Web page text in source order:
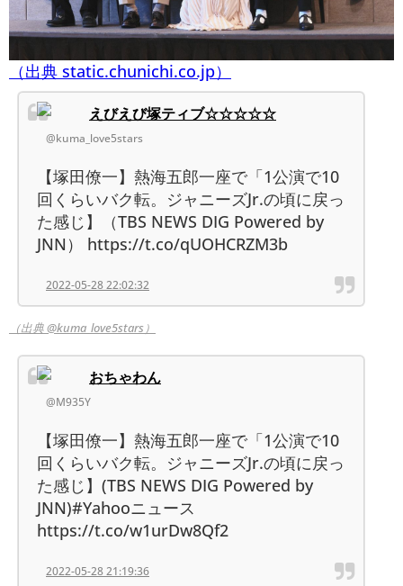
（出典 static.chunichi.co.jp）
えびえび塚ティブ☆☆☆☆☆
@kuma_love5stars
【塚田僚一】熱海五郎一座で「1公演で10
回くらいバク転。ジャニーズJr.の頃に戻っ
た感じ】（TBS NEWS DIG Powered by
JNN） https://t.co/qUOHCRZM3b
2022-05-28 22:02:32
（出典 @kuma_love5stars）
おちゃわん
@M935Y
【塚田僚一】熱海五郎一座で「1公演で10
回くらいバク転。ジャニーズJr.の頃に戻っ
た感じ】(TBS NEWS DIG Powered by
JNN)#Yahooニュース
https://t.co/w1urDw8Qf2
2022-05-28 21:19:36